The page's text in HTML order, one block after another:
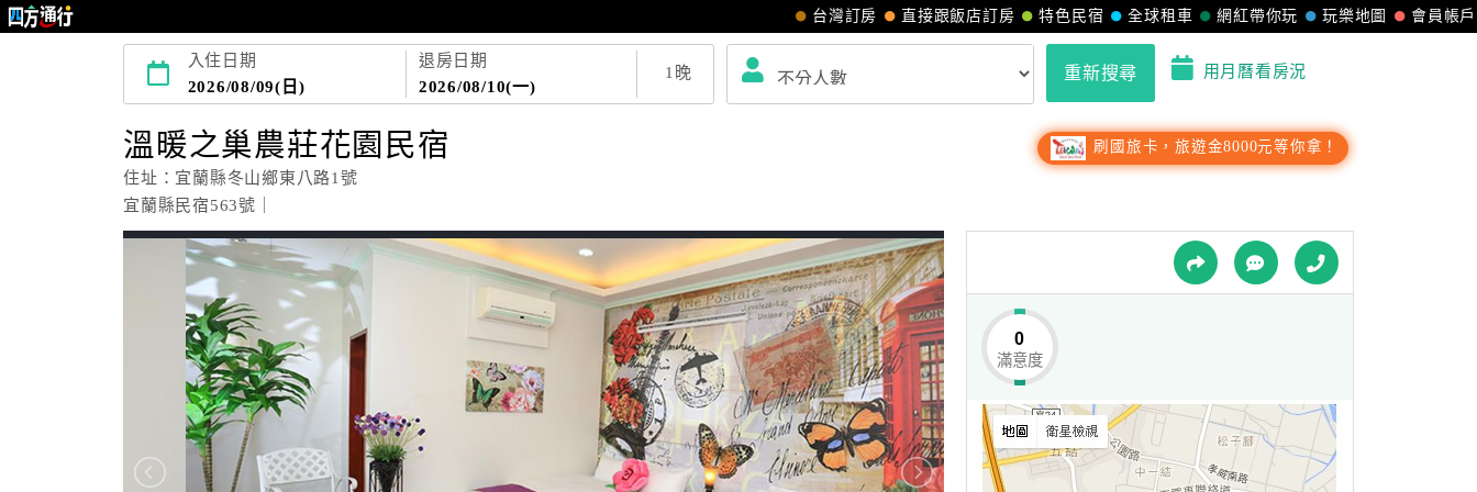
會員帳戶
玩樂地圖
網紅帶你玩
全球租車
特色民宿
直接跟飯店訂房
台灣訂房
入住日期
2026/08/09(日)
退房日期
2026/08/10(一)
1 晚 重新搜尋 用月曆看房況
溫暖之巢農莊花園民宿
住址：宜蘭縣冬山鄉東八路1號
宜蘭縣民宿563號｜
刷國旅卡，旅遊金8000元等你拿！
0
滿意度